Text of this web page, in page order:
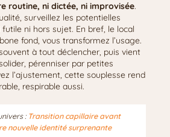
routine, ni dictée, ni improvisée.
surveillez les potentielles
futile ni hors sujet. En bref, le local
fond, vous transformez l’usage.
à tout déclencher, puis vient
pérenniser par petites
l’ajustement, cette souplesse rend
respirable aussi.
: Transition capillaire avant
nouvelle identité surprenante